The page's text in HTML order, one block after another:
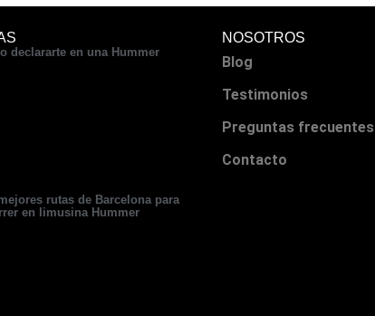
declararte en una Hummer
rutas de Barcelona para
en limusina Hummer
NOSOTROS
Blog
Testimonios
Preguntas frecuentes
Contacto